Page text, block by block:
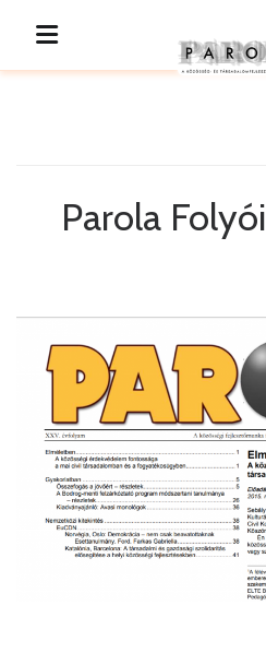
Parola